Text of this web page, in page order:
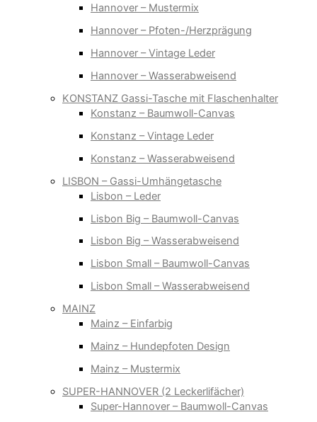
Hannover – Mustermix
Hannover – Pfoten-/Herzprägung
Hannover – Vintage Leder
Hannover – Wasserabweisend
KONSTANZ Gassi-Tasche mit Flaschenhalter
Konstanz – Baumwoll-Canvas
Konstanz – Vintage Leder
Konstanz – Wasserabweisend
LISBON – Gassi-Umhängetasche
Lisbon – Leder
Lisbon Big – Baumwoll-Canvas
Lisbon Big – Wasserabweisend
Lisbon Small – Baumwoll-Canvas
Lisbon Small – Wasserabweisend
MAINZ
Mainz – Einfarbig
Mainz – Hundepfoten Design
Mainz – Mustermix
SUPER-HANNOVER (2 Leckerlifächer)
Super-Hannover – Baumwoll-Canvas